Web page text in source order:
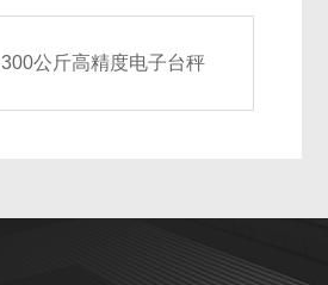
300公斤高精度电子台秤